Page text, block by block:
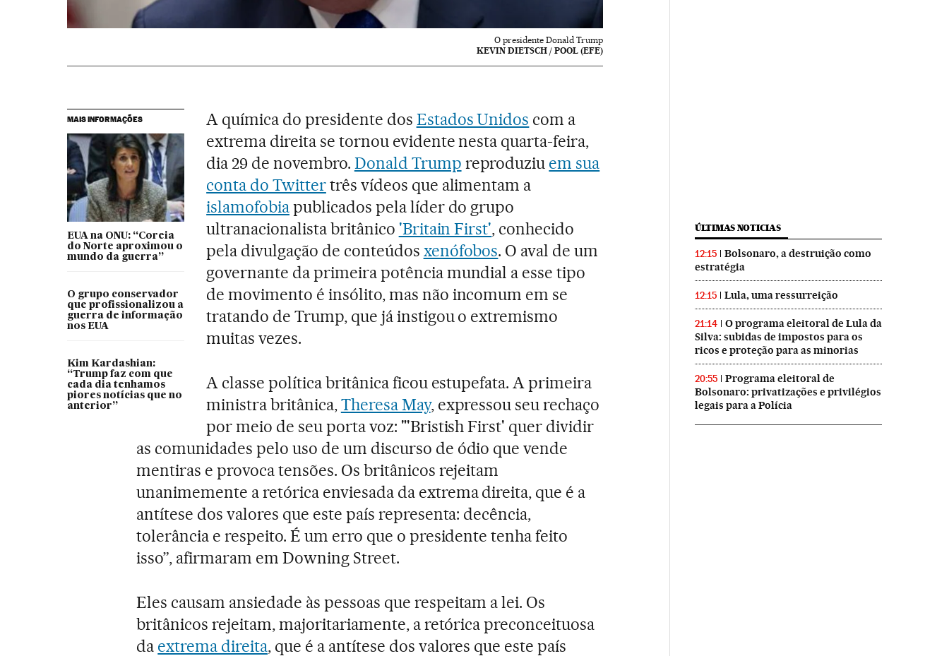
O presidente Donald Trump
KEVIN DIETSCH / POOL (EFE)
MAIS INFORMAÇÕES
EUA na ONU: “Coreia
do Norte aproximou o
mundo da guerra”
O grupo conservador
que profissionalizou a
guerra de informação
nos EUA
Kim Kardashian:
“Trump faz com que
cada dia tenhamos
piores notícias que no
anterior”
A química do presidente dos Estados Unidos com a
extrema direita se tornou evidente nesta quarta-feira,
dia 29 de novembro. Donald Trump reproduziu em sua
conta do Twittertrês vídeos que alimentam a
islamofobiapublicados pela líder do grupo
ultranacionalista britânico 'Britain First', conhecido
pela divulgação de conteúdos xenófobos. O aval de um
governante da primeira potência mundial a esse tipo
de movimento é insólito, mas não incomum em se
tratando de Trump, que já instigou o extremismo
muitas vezes.
A classe política britânica ficou estupefata. A primeira
ministra britânica,Theresa May, expressou seu rechaço
por meio de seu porta voz: "'Bristish First' quer dividir
as comunidades pelo uso de um discurso de ódio que vende
mentiras e provoca tensões. Os britânicos rejeitam
unanimemente a retórica enviesada da extrema direita, que é a
antítese dos valores que este país representa: decência,
tolerância e respeito. É um erro que o presidente tenha feito
isso”, afirmaram em Downing Street.
Eles causam ansiedade às pessoas que respeitam a lei. Os
britânicos rejeitam, majoritariamente, a retórica preconceituosa
da extrema direita, que é a antítese dos valores que este país
ÚLTIMAS NOTICIAS
12:15
Bolsonaro, a destruição como
estratégia
12:15 Lula, uma ressurreição
21:14
O programa eleitoral de Lula da
Silva: subidas de impostos para os
ricos e proteção para as minorias
20:55
Programa eleitoral de
Bolsonaro: privatizações e privilégios
legais para a Polícia